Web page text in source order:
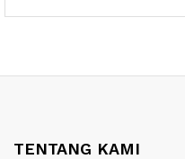
TENTANG KAMI